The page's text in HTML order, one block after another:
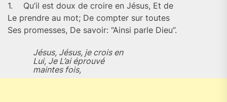
1.
Qu’il est doux de croire en Jésus, Et de
Le prendre au mot; De compter sur toutes
Ses promesses, De savoir: “Ainsi parle Dieu”.
Jésus, Jésus, je crois en
Lui, Je L’ai éprouvé
maintes fois,